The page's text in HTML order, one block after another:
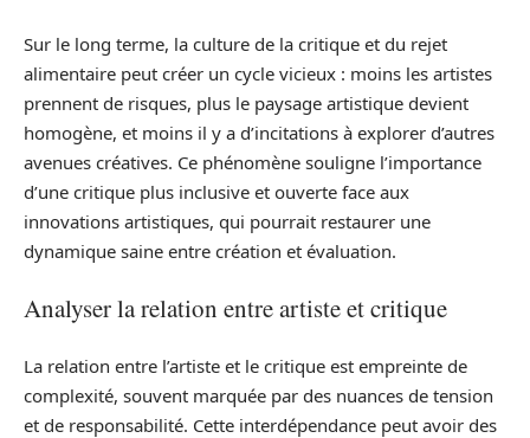
Sur le long terme, la culture de la critique et du rejet
alimentaire peut créer un cycle vicieux : moins les artistes
prennent de risques, plus le paysage artistique devient
homogène, et moins il y a d’incitations à explorer d’autres
avenues créatives. Ce phénomène souligne l’importance
d’une critique plus inclusive et ouverte face aux
innovations artistiques, qui pourrait restaurer une
dynamique saine entre création et évaluation.
Analyser la relation entre artiste et critique
La relation entre l’artiste et le critique est empreinte de
complexité, souvent marquée par des nuances de tension
et de responsabilité. Cette interdépendance peut avoir des